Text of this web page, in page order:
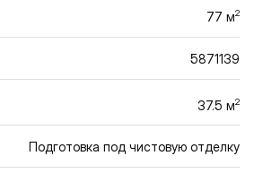
77 м2
5871139
37.5 м2
Подготовка под чистовую отделку